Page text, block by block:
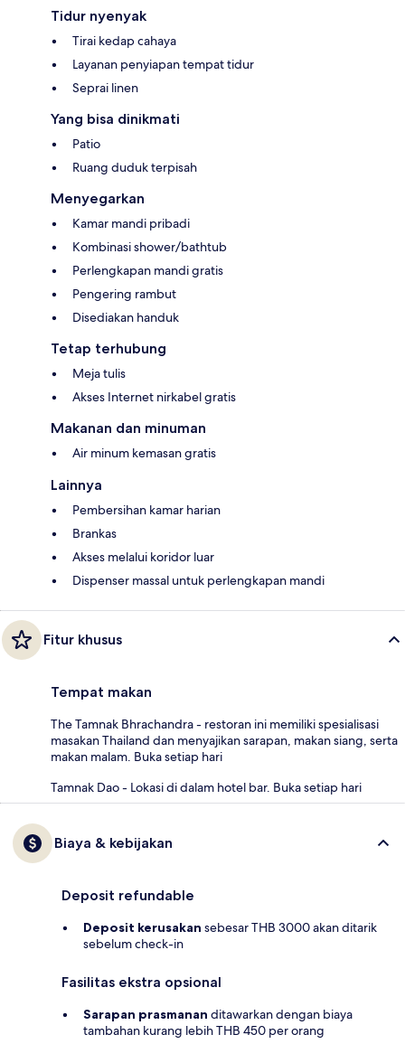
Tidur nyenyak
Tirai kedap cahaya
Layanan penyiapan tempat tidur
Seprai linen
Yang bisa dinikmati
Patio
Ruang duduk terpisah
Menyegarkan
Kamar mandi pribadi
Kombinasi shower/bathtub
Perlengkapan mandi gratis
Pengering rambut
Disediakan handuk
Tetap terhubung
Meja tulis
Akses Internet nirkabel gratis
Makanan dan minuman
Air minum kemasan gratis
Lainnya
Pembersihan kamar harian
Brankas
Akses melalui koridor luar
Dispenser massal untuk perlengkapan mandi
Fitur khusus
Tempat makan
The Tamnak Bhrachandra - restoran ini memiliki spesialisasi
masakan Thailand dan menyajikan sarapan, makan siang, serta
makan malam. Buka setiap hari
Tamnak Dao - Lokasi di dalam hotel bar. Buka setiap hari
Biaya & kebijakan
Deposit refundable
Deposit kerusakan sebesar THB 3000 akan ditarik
sebelum check-in
Fasilitas ekstra opsional
Sarapan prasmanan ditawarkan dengan biaya
tambahan kurang lebih THB 450 per orang